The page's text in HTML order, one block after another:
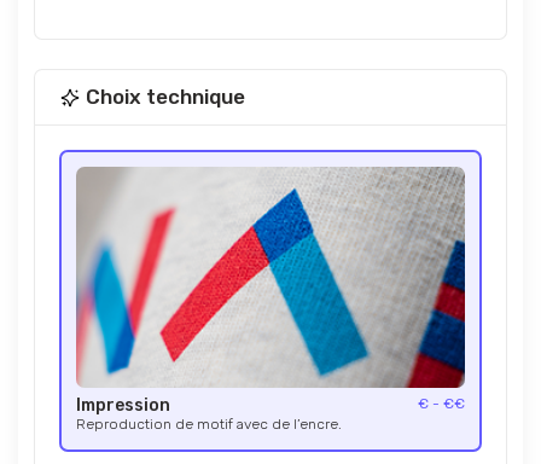
Choix technique
Impression
€ - €€
Reproduction de motif avec de l’encre.